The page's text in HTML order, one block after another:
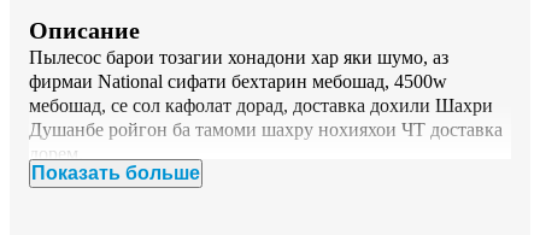
Описание
Пылесос барои тозагии хонадони хар яки шумо, аз
фирмаи National сифати бехтарин мебошад, 4500w
мебошад, се сол кафолат дорад, доставка дохили Шахри
Душанбе ройгон ба тамоми шахру нохияхои ЧТ доставка
дорем.
Показать больше